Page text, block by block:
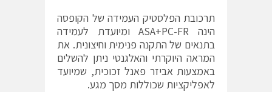
תרכובת הפלסטיק העמידה של הקופסה
הינה ASA+PC-FR ומיועדת לעמידה
בתנאים של התקנה פנימית וחיצונית. את
המראה היוקרתי והאלגנטי ניתן להשלים
באמצעות אביזר פאנל זכוכית, שמיועד
לאפליקציות שכוללות מסך מגע.